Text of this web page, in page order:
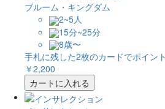
ブルーム・キングダム
2~5人
15分~25分
8歳〜
手札に残した2枚のカードでポイン
￥2,200
カートに入れる